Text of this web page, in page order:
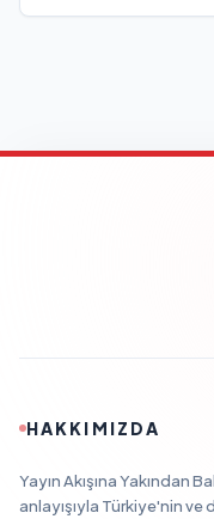
HAKKIMIZDA
Yayın Akışına Yakından
anlayışıyla Türkiye'nin ve